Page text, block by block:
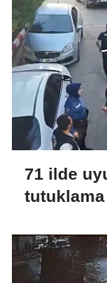
71 ilde
tutuklama